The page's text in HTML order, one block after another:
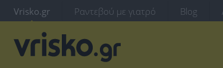
Vrisko.gr Ραντεβού με γιατρό Blog